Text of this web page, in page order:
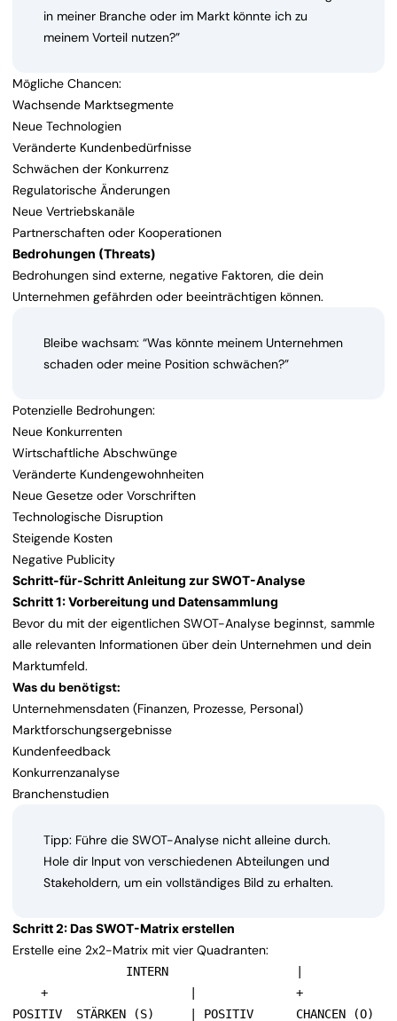
in meiner Branche oder im Markt könnte ich zu
meinem Vorteil nutzen?”
Mögliche Chancen:
Wachsende Marktsegmente
Neue Technologien
Veränderte Kundenbedürfnisse
Schwächen der Konkurrenz
Regulatorische Änderungen
Neue Vertriebskanäle
Partnerschaften oder Kooperationen
Bedrohungen (Threats)
Bedrohungen sind externe, negative Faktoren, die dein
Unternehmen gefährden oder beeinträchtigen können.
Bleibe wachsam: “Was könnte meinem Unternehmen
schaden oder meine Position schwächen?”
Potenzielle Bedrohungen:
Neue Konkurrenten
Wirtschaftliche Abschwünge
Veränderte Kundengewohnheiten
Neue Gesetze oder Vorschriften
Technologische Disruption
Steigende Kosten
Negative Publicity
Schritt-für-Schritt Anleitung zur SWOT-Analyse
Schritt 1: Vorbereitung und Datensammlung
Bevor du mit der eigentlichen SWOT-Analyse beginnst, sammle
alle relevanten Informationen über dein Unternehmen und dein
Marktumfeld.
Was du benötigst:
Unternehmensdaten (Finanzen, Prozesse, Personal)
Marktforschungsergebnisse
Kundenfeedback
Konkurrenzanalyse
Branchenstudien
Tipp: Führe die SWOT-Analyse nicht alleine durch.
Hole dir Input von verschiedenen Abteilungen und
Stakeholdern, um ein vollständiges Bild zu erhalten.
Schritt 2: Das SWOT-Matrix erstellen
Erstelle eine 2x2-Matrix mit vier Quadranten:
INTERN                  |
+                    |              +
POSITIV  STÄRKEN (S)     | POSITIV      CHANCEN